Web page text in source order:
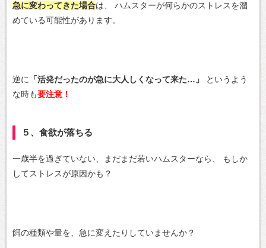
急に変わってきた場合は、
ハムスターが何らかのストレスを溜
めている可能性があります。
逆に 「活発だったのが急に大人しくなって来た…」
というよう
な時も要注意！
５、食欲が落ちる
一歳半を過ぎていない、まだまだ若いハムスターなら、
もしか
してストレスが原因かも？
餌の種類や量を、急に変えたりしていませんか？